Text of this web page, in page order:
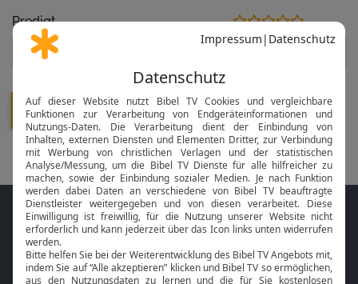
Predigt
Folge MeinGottesdienst.com auf den
Sozialen Medien